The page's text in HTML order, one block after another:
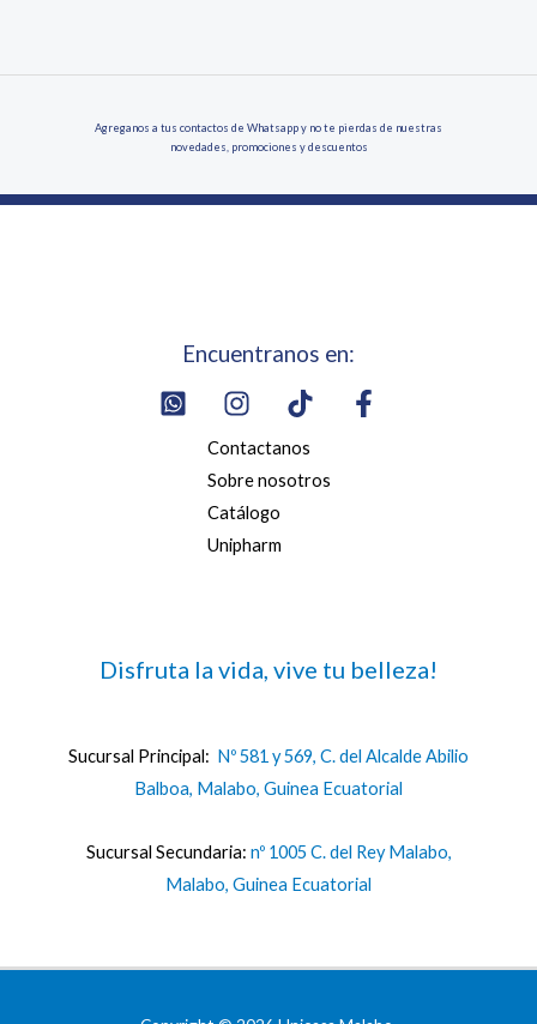
Agreganos a tus contactos de Whatsapp y no te pierdas de nuestras
novedades, promociones y descuentos
Encuentranos en:
Contactanos
Sobre nosotros
Catálogo
Unipharm
Disfruta la vida, vive tu belleza!
Sucursal Principal: Nº 581 y 569, C. del Alcalde Abilio
Balboa, Malabo, Guinea Ecuatorial
Sucursal Secundaria: nº 1005 C. del Rey Malabo,
Malabo, Guinea Ecuatorial